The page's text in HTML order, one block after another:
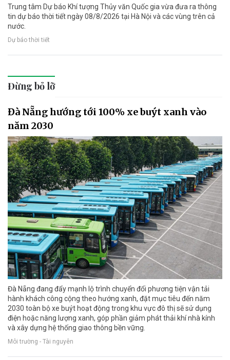
Trung tâm Dự báo Khí tượng Thủy văn Quốc gia vừa đưa ra thông
tin dự báo thời tiết ngày 08/8/2026 tại Hà Nội và các vùng trên cả
nước.
Dự báo thời tiết
Đừng bỏ lỡ
Đà Nẵng hướng tới 100% xe buýt xanh vào
năm 2030
Đà Nẵng đang đẩy mạnh lộ trình chuyển đổi phương tiện vận tải
hành khách công cộng theo hướng xanh, đặt mục tiêu đến năm
2030 toàn bộ xe buýt hoạt động trong khu vực đô thị sẽ sử dụng
điện hoặc năng lượng xanh, góp phần giảm phát thải khí nhà kính
và xây dựng hệ thống giao thông bền vững.
Môi trường - Tài nguyên